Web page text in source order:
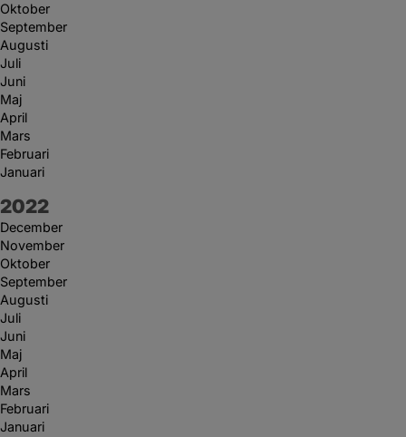
Oktober
September
Augusti
Juli
Juni
Maj
April
Mars
Februari
Januari
År:
2022
December
November
Oktober
September
Augusti
Juli
Juni
Maj
April
Mars
Februari
Januari